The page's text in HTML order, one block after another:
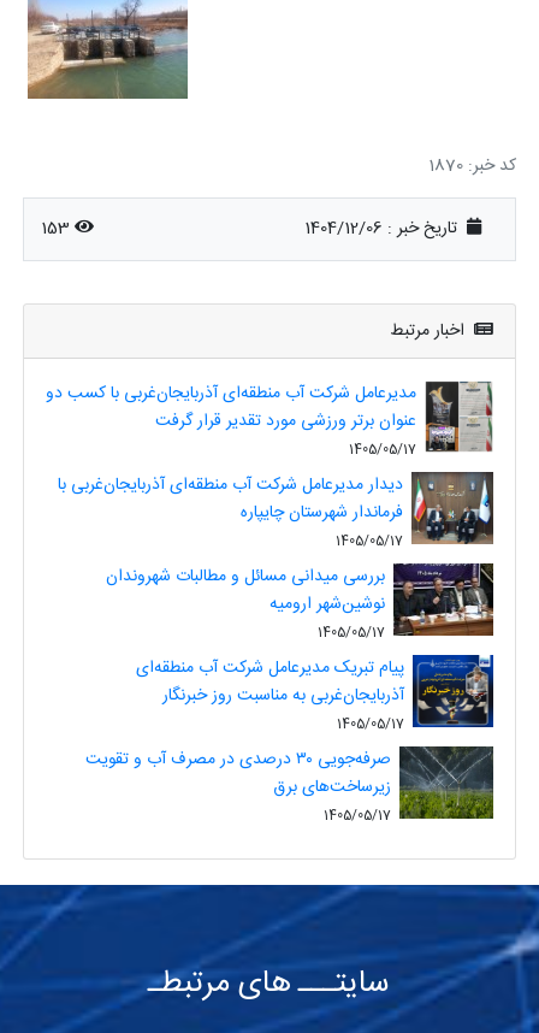
کد خبر: 1870
تاریخ خبر : 1404/12/06 153
اخبار مرتبط
مدیرعامل شرکت آب منطقه‌ای آذربایجان‌غربی با کسب دو
عنوان برتر ورزشی مورد تقدیر قرار گرفت
1405/05/17
دیدار مدیرعامل شرکت آب منطقه‌ای آذربایجان‌غربی با
فرماندار شهرستان چایپاره
1405/05/17
بررسی میدانی مسائل و مطالبات شهروندان
نوشین‌شهر ارومیه
1405/05/17
پیام تبریک مدیرعامل شرکت آب منطقه‌ای
آذربایجان‌غربی به مناسبت روز خبرنگار
1405/05/17
صرفه‌جویی ۳۰ درصدی در مصرف آب و تقویت
زیرساخت‌های برق
1405/05/17
سایتـــ های مرتبطـ